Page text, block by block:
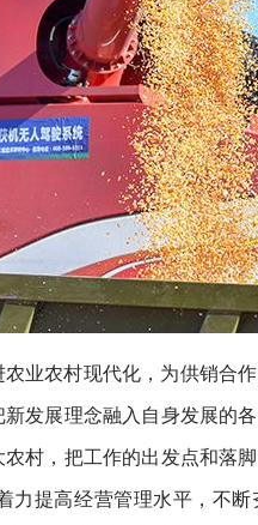
业农村现代化，为供销合
发展理念融入自身发展的
村，把工作的出发点和落
提高经营管理水平，不